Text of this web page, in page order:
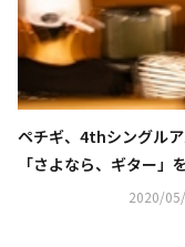
ペチギ、4thシングル
「さよなら、ギター」
日に発売…人気歌手と
2020/